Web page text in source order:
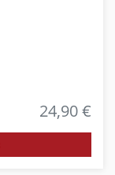
24,90 €